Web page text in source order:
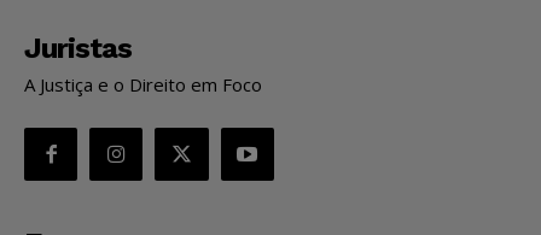
Juristas
A Justiça e o Direito em Foco